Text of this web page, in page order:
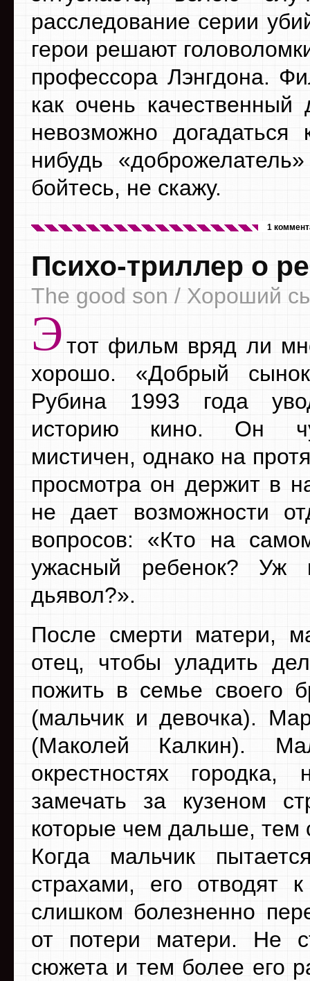
расследование серии
герои решают
профессора Лэнгдона.
как очень качественный
невозможно
нибудь
бойтесь, не скажу.
1
Психо-триллер о
The good son / Хороший
Этот фильм вряд ли
хорошо. «Добрый
Рубина 1993 года
историю кино. Он
мистичен, однако на
просмотра он держит в
не дает возможности
вопросов: «Кто на
ужасный ребенок?
дьявол?».
После смерти матери,
отец, чтобы уладить
пожить в семье своего
(мальчик и девочка).
(Маколей Калкин).
окрестностях
замечать за кузеном
которые чем дальше, тем
Когда мальчик
страхами, его отводят
слишком болезненно
от потери матери. Не
сюжета и тем более его